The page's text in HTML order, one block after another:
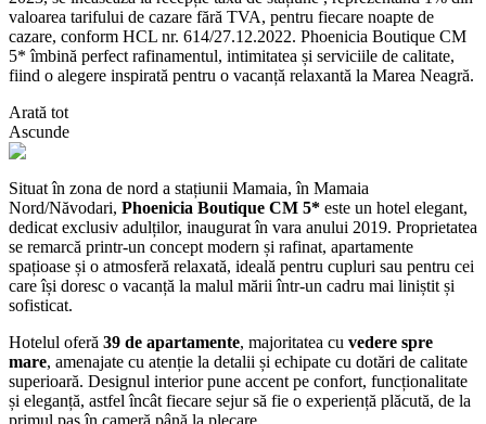
valoarea tarifului de cazare fără TVA, pentru fiecare noapte de
cazare, conform HCL nr. 614/27.12.2022. Phoenicia Boutique CM
5* îmbină perfect rafinamentul, intimitatea și serviciile de calitate,
fiind o alegere inspirată pentru o vacanță relaxantă la Marea Neagră.
Arată tot
Ascunde
Situat în zona de nord a stațiunii Mamaia, în Mamaia
Nord/Năvodari, Phoenicia Boutique CM 5* este un hotel elegant,
dedicat exclusiv adulților, inaugurat în vara anului 2019. Proprietatea
se remarcă printr-un concept modern și rafinat, apartamente
spațioase și o atmosferă relaxată, ideală pentru cupluri sau pentru cei
care își doresc o vacanță la malul mării într-un cadru mai liniștit și
sofisticat.
Hotelul oferă 39 de apartamente, majoritatea cu vedere spre
mare, amenajate cu atenție la detalii și echipate cu dotări de calitate
superioară. Designul interior pune accent pe confort, funcționalitate
și eleganță, astfel încât fiecare sejur să fie o experiență plăcută, de la
primul pas în cameră până la plecare.